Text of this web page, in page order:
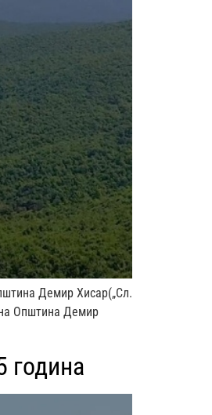
Демир Хисар(„Сл.
Општина Демир
година